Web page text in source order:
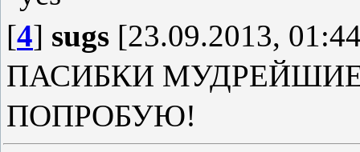
[4] sugs [23.09.2013,
ПАСИБКИ
ПОПРОБУЮ!